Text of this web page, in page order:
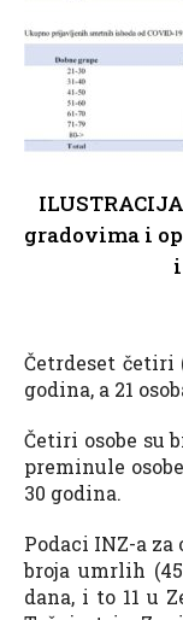
gradovima i
i
Četrdeset četiri
godina, a 21
Četiri osobe su
preminule
30 godina.
Podaci INZ-a za
broja umrlih
dana, i to 11 u